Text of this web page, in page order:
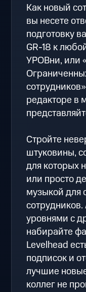
Как новый
вы несете
подготовку
GR-18 к
УРОВни, или
редакторе в
Стройте
штуковины,
для которых
или просто
музыкой для
уровнями с
набирайте
Levelhead
подписок и
лучшие
коллег не